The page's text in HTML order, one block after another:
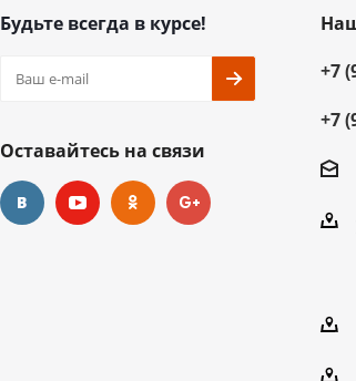
Будьте всегда в курсе!
Оставайтесь на связи
+7
+7